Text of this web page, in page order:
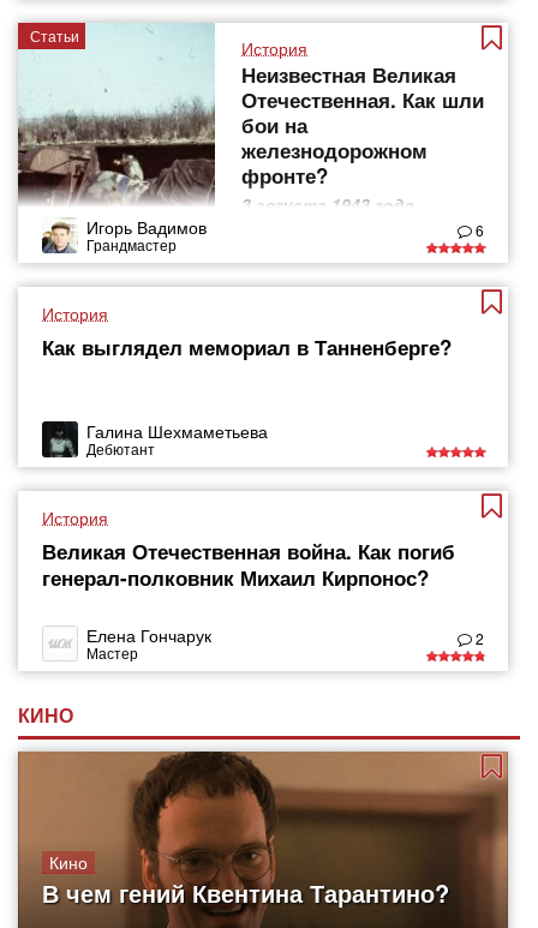
Статьи
История
Неизвестная Великая
Отечественная. Как шли
бои на
железнодорожном
фронте?
3 августа 1943 года
Игорь Вадимов
Грандмастер
6
История
Как выглядел мемориал в Танненберге?
Галина Шехмаметьева
Дебютант
История
Великая Отечественная война. Как погиб
генерал-полковник Михаил Кирпонос?
Елена Гончарук
Мастер
2
КИНО
Кино
В чем гений Квентина Тарантино?